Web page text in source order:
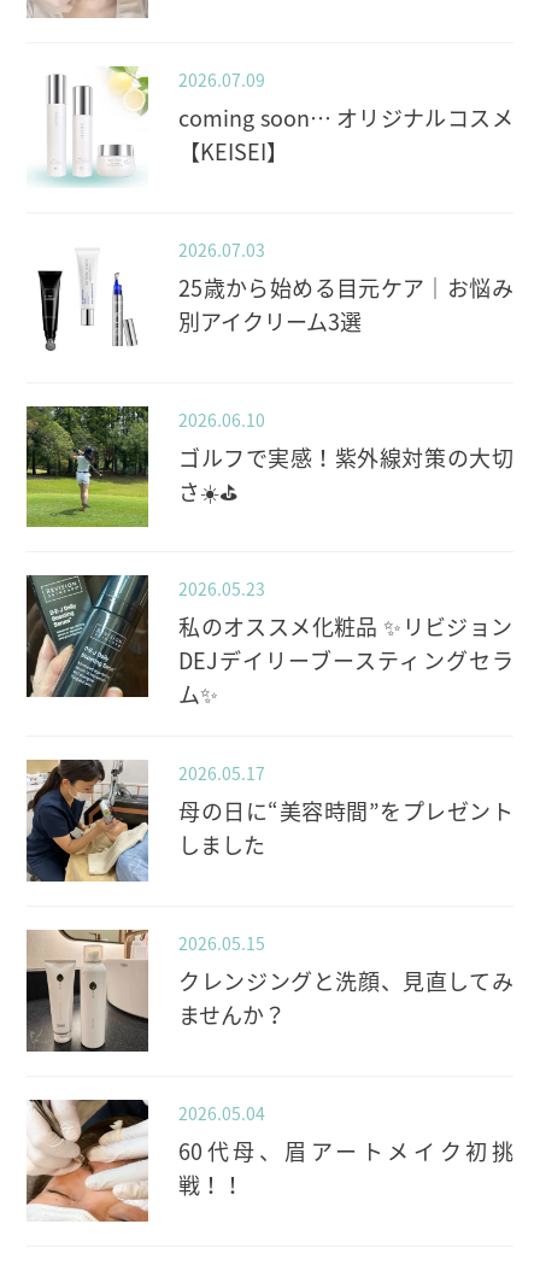
2026.07.09
coming soon… オリジナルコスメ
【KEISEI】
2026.07.03
25歳から始める目元ケア｜お悩み
別アイクリーム3選
2026.06.10
ゴルフで実感！紫外線対策の大切
さ☀️⛳️
2026.05.23
私のオススメ化粧品 ✨️リビジョン
DEJデイリーブースティングセラ
ム✨️
2026.05.17
母の日に“美容時間”をプレゼント
しました
2026.05.15
クレンジングと洗顔、見直してみ
ませんか？
2026.05.04
60代母、眉アートメイク初挑
戦！！